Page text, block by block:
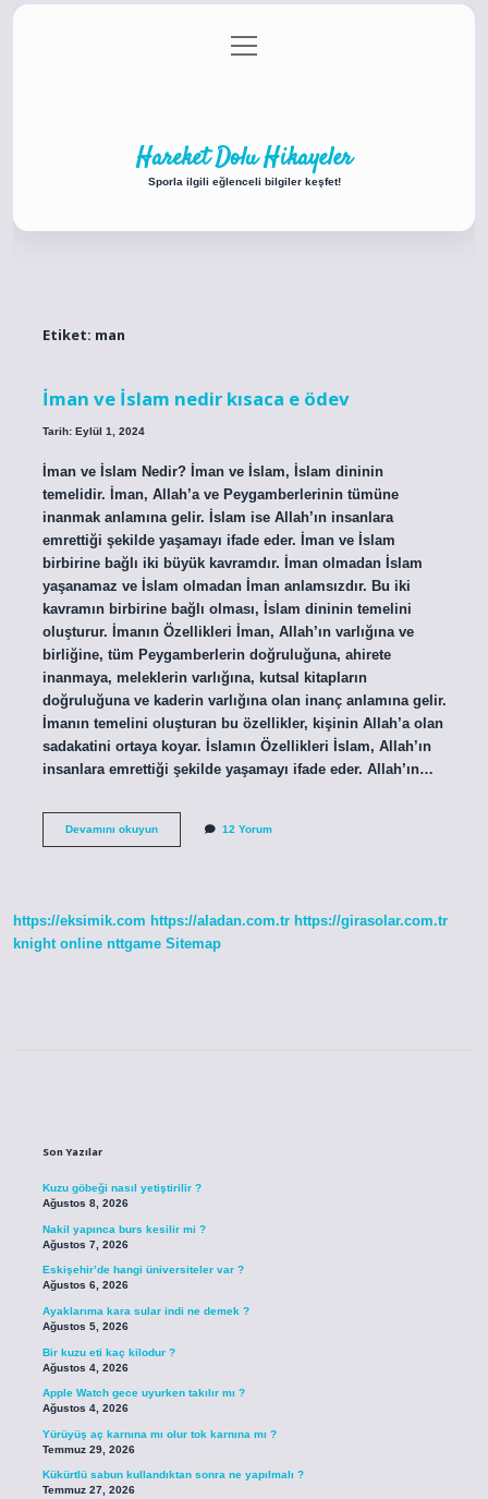
Gizlilik Politikası
menüyü
aç
Hareket Dolu Hikayeler
Sporla ilgili eğlenceli bilgiler keşfet!
Etiket: man
İman ve İslam nedir kısaca e ödev
Tarih: Eylül 1, 2024
İman ve İslam Nedir? İman ve İslam, İslam dininin
temelidir. İman, Allah’a ve Peygamberlerinin tümüne
inanmak anlamına gelir. İslam ise Allah’ın insanlara
emrettiği şekilde yaşamayı ifade eder. İman ve İslam
birbirine bağlı iki büyük kavramdır. İman olmadan İslam
yaşanamaz ve İslam olmadan İman anlamsızdır. Bu iki
kavramın birbirine bağlı olması, İslam dininin temelini
oluşturur. İmanın Özellikleri İman, Allah’ın varlığına ve
birliğine, tüm Peygamberlerin doğruluğuna, ahirete
inanmaya, meleklerin varlığına, kutsal kitapların
doğruluğuna ve kaderin varlığına olan inanç anlamına gelir.
İmanın temelini oluşturan bu özellikler, kişinin Allah’a olan
sadakatini ortaya koyar. İslamın Özellikleri İslam, Allah’ın
insanlara emrettiği şekilde yaşamayı ifade eder. Allah’ın…
Devamını okuyunİman
ödev
12 Yorum
https://eksimik.com https://aladan.com.tr https://girasolar.com.tr
knight online nttgame Sitemap
Son Yazılar
Kuzu göbeği nasıl yetiştirilir ?
Ağustos 8, 2026
Nakil yapınca burs kesilir mi ?
Ağustos 7, 2026
Eskişehir’de hangi üniversiteler var ?
Ağustos 6, 2026
Ayaklarıma kara sular indi ne demek ?
Ağustos 5, 2026
Bir kuzu eti kaç kilodur ?
Ağustos 4, 2026
Apple Watch gece uyurken takılır mı ?
Ağustos 4, 2026
Yürüyüş aç karnına mı olur tok karnına mı ?
Temmuz 29, 2026
Kükürtlü sabun kullandıktan sonra ne yapılmalı ?
Temmuz 27, 2026